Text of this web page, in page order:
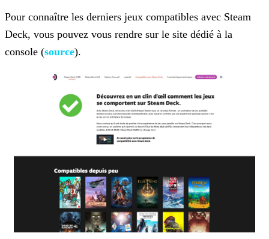
Pour connaître les derniers jeux compatibles avec Steam
Deck, vous pouvez vous rendre sur le site dédié à la
console (source).